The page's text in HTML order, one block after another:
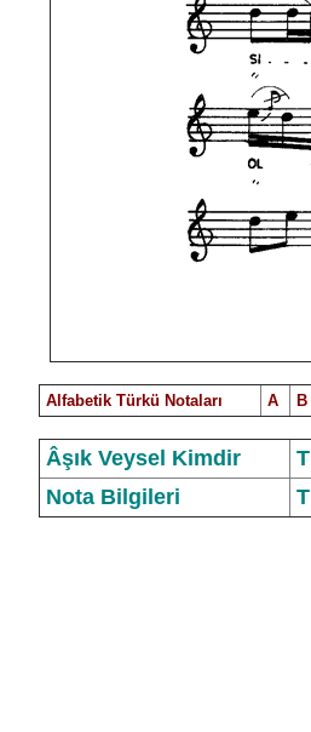
Alfabetik Türkü Notaları A B
Âşık Veysel Kimdir
Nota Bilgileri